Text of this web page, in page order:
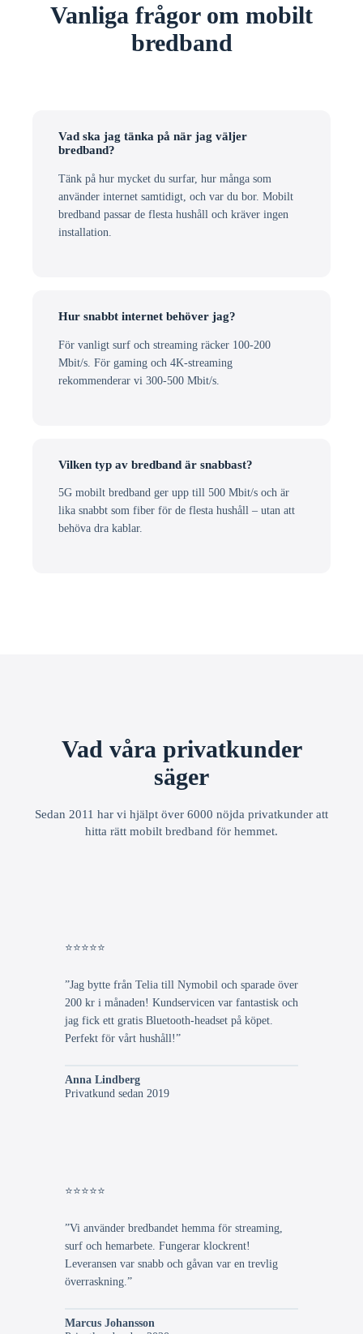
Vanliga frågor om mobilt
bredband
Vad ska jag tänka på när jag väljer
bredband?
Tänk på hur mycket du surfar, hur många som
använder internet samtidigt, och var du bor. Mobilt
bredband passar de flesta hushåll och kräver ingen
installation.
Hur snabbt internet behöver jag?
För vanligt surf och streaming räcker 100-200
Mbit/s. För gaming och 4K-streaming
rekommenderar vi 300-500 Mbit/s.
Vilken typ av bredband är snabbast?
5G mobilt bredband ger upp till 500 Mbit/s och är
lika snabbt som fiber för de flesta hushåll – utan att
behöva dra kablar.
Vad våra privatkunder
säger
Sedan 2011 har vi hjälpt över 6000 nöjda privatkunder att
hitta rätt mobilt bredband för hemmet.
⭐⭐⭐⭐⭐
”Jag bytte från Telia till Nymobil och sparade över
200 kr i månaden! Kundservicen var fantastisk och
jag fick ett gratis Bluetooth-headset på köpet.
Perfekt för vårt hushåll!”
Anna Lindberg
Privatkund sedan 2019
⭐⭐⭐⭐⭐
”Vi använder bredbandet hemma för streaming,
surf och hemarbete. Fungerar klockrent!
Leveransen var snabb och gåvan var en trevlig
överraskning.”
Marcus Johansson